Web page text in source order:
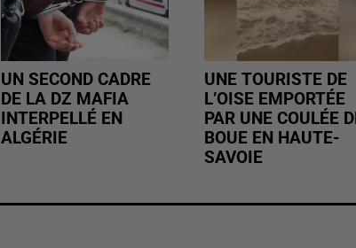
UN SECOND CADRE
DE LA DZ MAFIA
INTERPELLÉ EN
ALGÉRIE
UNE TOURISTE DE
L’OISE EMPORTÉE
PAR UNE COULÉE
BOUE EN HAUTE-
SAVOIE